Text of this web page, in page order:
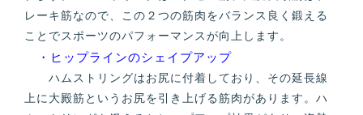
レーキ筋なので、この２つの筋肉をバランス良く鍛える
ことでスポーツのパフォーマンスが向上します。
・ヒップラインのシェイプアップ
ハムストリングはお尻に付着しており、その延長線
上に大殿筋というお尻を引き上げる筋肉があります。ハ